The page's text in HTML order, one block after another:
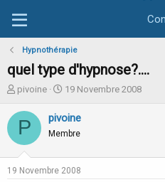
Hypnothérapie
quel type d'hypnose?....
I
i
pivoine
D
t
d
d
19 Novembre 2008
P pivoine
Membre
19 Novembre 2008